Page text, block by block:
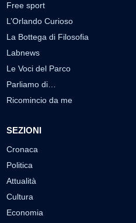
Free sport
L’Orlando Curioso
La Bottega di Filosofia
Labnews
Le Voci del Parco
Parliamo di…
Ricomincio da me
SEZIONI
Cronaca
Politica
Attualità
Cultura
Economia